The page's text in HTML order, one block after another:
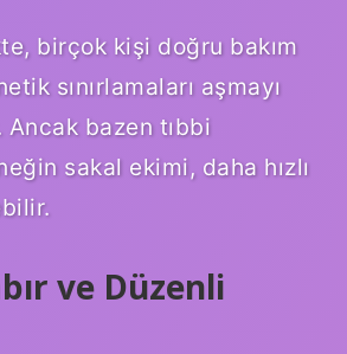
birçok kişi doğru bakım
sınırlamaları aşmayı
bazen tıbbi
sakal ekimi, daha hızlı
ve Düzenli